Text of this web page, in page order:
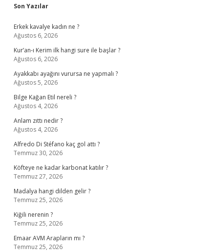
Sidebar
Son Yazılar
Erkek kavalye kadın ne ?
Ağustos 6, 2026
Kur’an-ı Kerim ilk hangi sure ile başlar ?
Ağustos 6, 2026
Ayakkabı ayağını vurursa ne yapmalı ?
Ağustos 5, 2026
Bilge Kağan Etil nereli ?
Ağustos 4, 2026
Anlam zıttı nedir ?
Ağustos 4, 2026
Alfredo Di Stéfano kaç gol attı ?
Temmuz 30, 2026
Köfteye ne kadar karbonat katılır ?
Temmuz 27, 2026
Madalya hangi dilden gelir ?
Temmuz 25, 2026
Kiğili nerenin ?
Temmuz 25, 2026
Emaar AVM Arapların mı ?
Temmuz 25, 2026